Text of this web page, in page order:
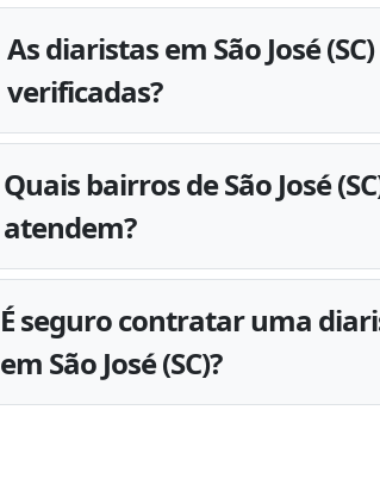
As diaristas em São José
verificadas?
Quais bairros de São José
atendem?
É seguro contratar uma
em São José (SC)?